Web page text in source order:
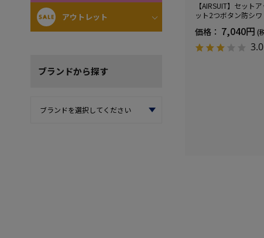
アウトレット
ブランドから探す
【AIRSUIT】セット
ット2つボタン防シ
UVカット春夏
価格： 7,040円 (
3.0